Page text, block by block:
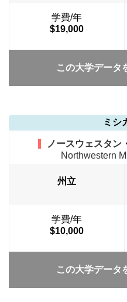
学費/年
$19,000
この大学デー
ミシ
ノースウェスタン
Northwestern
州立
学費/年
$10,000
この大学デー